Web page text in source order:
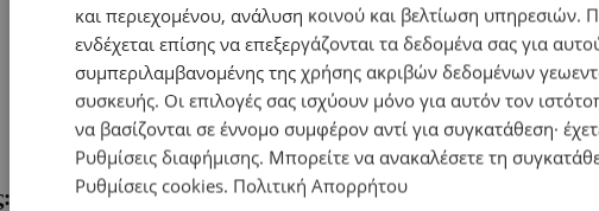
Ολοκληρωμένη αξιολόγηση της απώλειας νερού στο
και περιεχομένου, ανάλυση κοινού και βελτίωση υπηρεσιών.
ενδέχεται επίσης να επεξεργάζονται τα δεδομένα σας για
συμπεριλαμβανομένης της χρήσης ακριβών δεδομένων
συσκευής. Οι επιλογές σας ισχύουν μόνο για αυτόν τον
να βασίζονται σε έννομο συμφέρον αντί για συγκατάθεση·
Ρυθμίσεις διαφήμισης. Μπορείτε να ανακαλέσετε τη
Ρυθμίσεις cookies. Πολιτική Απορρήτου